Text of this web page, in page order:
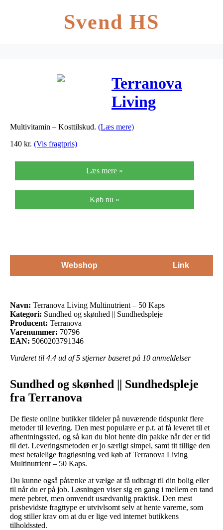
Svend HS
Terranova
Living
Multinutrient
Multivitamin – Kosttilskud. (Læs mere)
140 kr. (Vis fragtpris)
Læs mere »
Køb nu »
Webshop Link
Navn: Terranova Living Multinutrient – 50 Kaps
Kategori: Sundhed og skønhed || Sundhedspleje
Producent: Terranova
Varenummer: 70796
EAN: 5060203791346
Vurderet til 4.4 ud af 5 stjerner baseret på 10 anmeldelser
Sundhed og skønhed || Sundhedspleje
fra Terranova
De fleste online butikker tildeler på nuværende tidspunkt flere
metoder til levering. Den mest populære er p.t. at få leveret til et
afhentningssted, og så kan du blot hente din pakke når der er tid
til det. Leveringsmetoden er jo særligt simpel, samt tit tillige den
mest betalelige fragtløsning ved køb af Terranova Living
Multinutrient – 50 Kaps.
Du kunne også påtænke at vælge at få udbragt til din bolig eller
til når du er på job. Løsningen viser sig en gang i mellem en tand
mere pebret, men omvendt usædvanlig praktisk. Den mest
prisbevidste fragttype er utvivlsomt selv at hente varerne, som
dog stiller krav om at du er lige ved internet butikkens
tilholdssted.